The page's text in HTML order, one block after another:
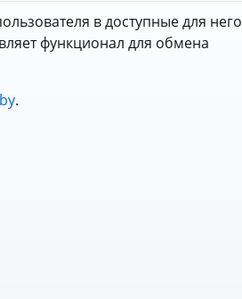
в доступные для него
функционал для обмена
.